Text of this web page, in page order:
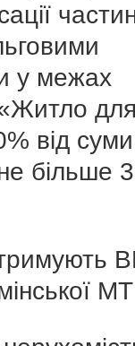
у межах
від суми
більше